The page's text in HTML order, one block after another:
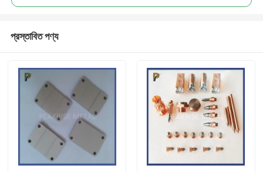
প্রস্তাবিত পণ্য